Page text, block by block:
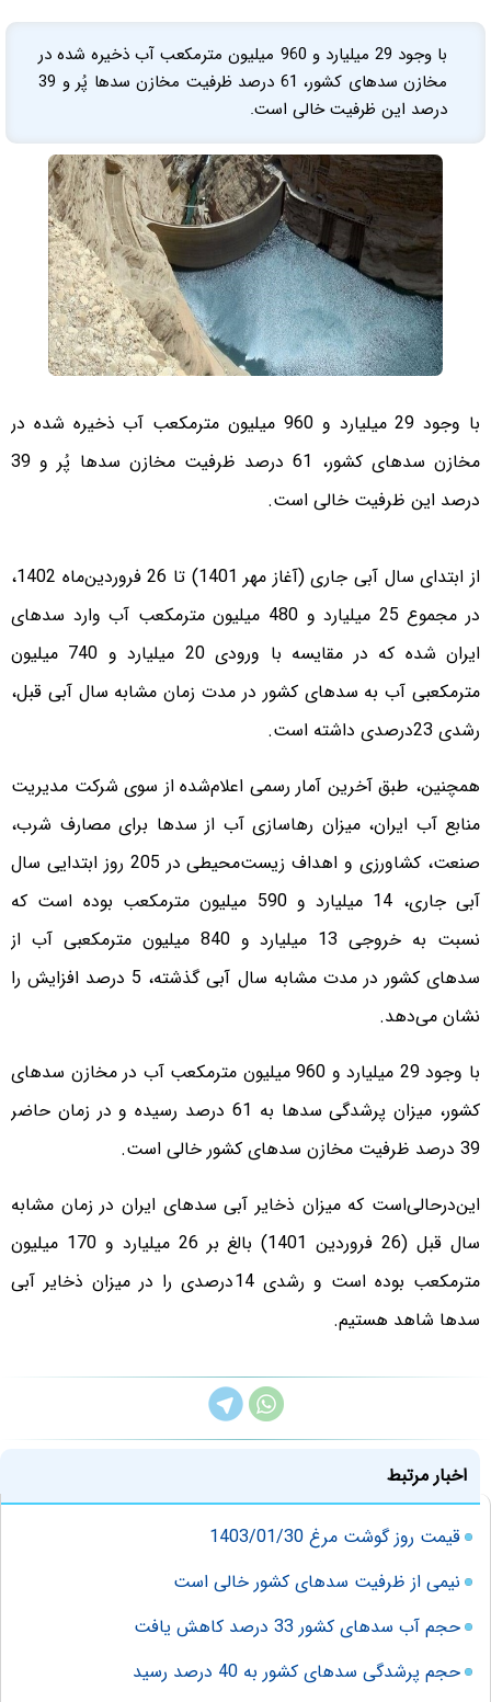
با وجود 29 میلیارد و 960 میلیون مترمکعب آب ذخیره شده در
مخازن سدهای کشور، 61 درصد ظرفیت مخازن سدها پُر و 39
درصد این ظرفیت خالی است.
با وجود 29 میلیارد و 960 میلیون مترمکعب آب ذخیره شده در
مخازن سدهای کشور، 61 درصد ظرفیت مخازن سدها پُر و 39
درصد این ظرفیت خالی است.
از ابتدای سال آبی جاری (آغاز مهر 1401) تا 26 فروردین‌ماه 1402،
در مجموع 25 میلیارد و 480 میلیون مترمکعب آب وارد سدهای
ایران شده که در مقایسه با ورودی 20 میلیارد و 740 میلیون
مترمکعبی آب به سدهای کشور در مدت زمان مشابه سال آبی قبل،
رشدی 23درصدی داشته است.
همچنین، طبق آخرین آمار رسمی اعلام‌شده از سوی شرکت مدیریت
منابع آب ایران، میزان رهاسازی آب از سدها برای مصارف شرب،
صنعت، کشاورزی و اهداف زیست‌محیطی در 205 روز ابتدایی سال
آبی جاری، 14 میلیارد و 590 میلیون مترمکعب بوده است که
نسبت به خروجی 13 میلیارد و 840 میلیون مترمکعبی آب از
سدهای کشور در مدت مشابه سال آبی گذشته، 5 درصد افزایش را
نشان می‌دهد.
با وجود 29 میلیارد و 960 میلیون مترمکعب آب در مخازن سدهای
کشور، میزان پرشدگی سدها به 61 درصد رسیده و در زمان حاضر
39 درصد ظرفیت مخازن سدهای کشور خالی است.
این‌درحالی‌است که میزان ذخایر آبی سدهای ایران در زمان مشابه
سال قبل (26 فروردین 1401) بالغ بر 26 میلیارد و 170 میلیون
مترمکعب بوده است و رشدی 14درصدی را در میزان ذخایر آبی
سدها شاهد هستیم.
اخبار مرتبط
قیمت روز گوشت مرغ 1403/01/30
نیمی از ظرفیت سدهای کشور خالی است
حجم آب سدهای کشور 33 درصد کاهش یافت
حجم پرشدگی سدهای کشور به 40 درصد رسید